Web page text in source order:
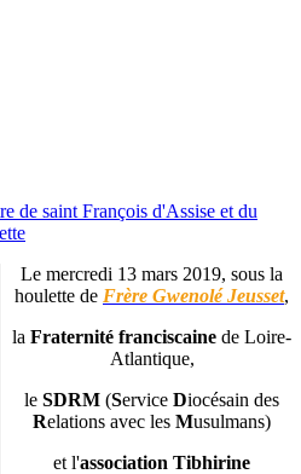
de saint François d'Assise et du
Le mercredi 13 mars 2019, sous la
houlette de Frère Gwenolé Jeusset,
la Fraternité franciscaine de Loire-
Atlantique,
le SDRM (Service Diocésain des
Relations avec les Musulmans)
et l'association Tibhirine